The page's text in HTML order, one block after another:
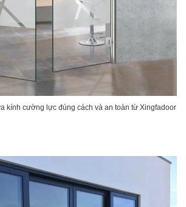
kính cường lực đúng cách và an toàn từ Xingfadoor